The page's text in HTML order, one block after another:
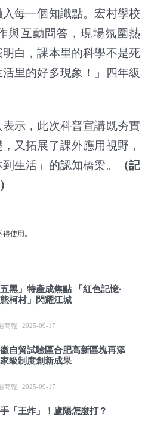
每一個知識點。宏村學校
與互動問答，現場氛圍熱
白，課本里的科學不是死
里的好多現象！」四年級
示，此次科普宣講既夯實
又拓展了課外應用視野，
生活」的認知橋梁。
（記
使用。
黑」特產成焦點 「紅色記憶·
柯村」閃耀江城
商報 2025-09-17
自貿試驗區合肥高新區塊再添
級制度創新成果
商報 2025-09-17
「王炸」！廬陽怎麼打？